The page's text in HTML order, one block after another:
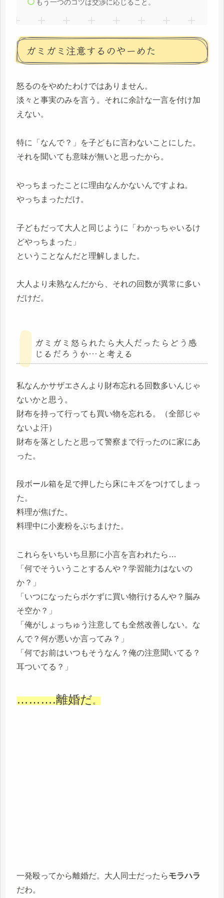
もう一つのコツは交渉に応じること。
ガミガミ注意するのやーめた
怒るのをやめたわけではありません。
淡々と事実のみを言う。それに余計な一言を付け加
えない。
特に「なんで？」を子どもに言わないことにした。
それを聞いても意味が無いと思ったから。
やっちまったことに理由なんかないんですよね。
やっちまっただけ。
子どもだって大人と同じように「わかっちゃいるけ
どやっちまった」
ということなんだと理解しました。
大人より未熟なんだから、それの回数が異常に多い
だけだ。
ガミガミ怒られたら大人だったらどう感
じるだろうか…と考える
私なんかサザエさんより財布忘れる回数多いんじゃ
ないかと思う。
財布を持って行っても買い物を忘れる。（全部じゃ
ないよ汗）
財布を落としたと思って警察まで行ったのに家にあ
った。
段ボール箱を足で押したら床にキズをつけてしまっ
た。
料理が焦げた。
料理中に小麦粉をぶちまけた。
これらをいちいち旦那に小言を言われたら…
「何でそういうことするんや？学習能力はないの
か？」
「いつになったらボケずに買い物行けるんや？脳み
そ空か？」
「俺がしょっちゅう注意しても全然改善しない。な
んで？何が悪いか言ってみ？」
「何でお前はいつもそうなん？俺の注意聞いてる？
耳ついてる？」
……….離婚だ。
一発殴ってから離婚だ。大人同士だったらモラハラ
だわ。